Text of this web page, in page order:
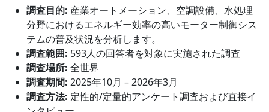
調査目的: 産業オートメーション、空調設備、水処理
分野におけるエネルギー効率の高いモーター制御シス
テムの普及状況を分析します。
調査範囲: 593人の回答者を対象に実施された調査
調査場所: 全世界
調査期間: 2025年10月 – 2026年3月
調査方法: 定性的/定量的アンケート調査および直接イ